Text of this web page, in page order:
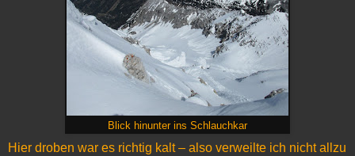
Blick hinunter ins Schlauchkar
Hier droben war es richtig kalt – also verweilte ich nicht allzu